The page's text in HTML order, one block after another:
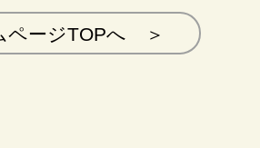
ページTOPへ ＞